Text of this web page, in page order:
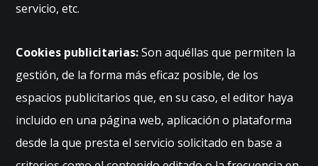
servicio, etc.
Cookies publicitarias:Son aquéllas que permiten la
gestión, de la forma más eficaz posible, de los
espacios publicitarios que, en su caso, el editor haya
incluido en una página web, aplicación o plataforma
desde la que presta el servicio solicitado en base a
s
a
q
e
fu
ci